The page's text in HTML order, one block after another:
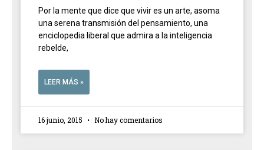
Por la mente que dice que vivir es un arte, asoma
una serena transmisión del pensamiento, una
enciclopedia liberal que admira a la inteligencia
rebelde,
LEER MÁS »
16 junio, 2015 No hay comentarios